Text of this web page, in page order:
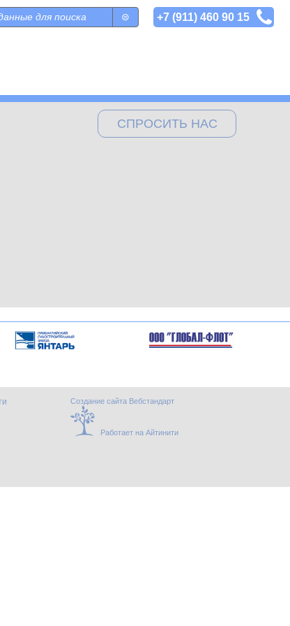
+7 (911) 460 90 15
СПРОСИТЬ НАС
Создание сайта Вебстандарт
Работает на Айтинити